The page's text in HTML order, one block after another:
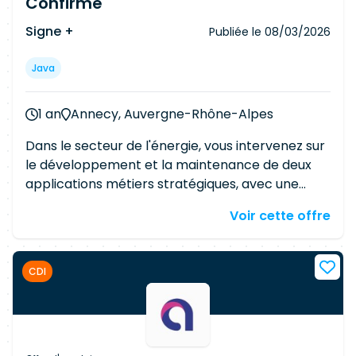
Signe + Publiée le 08/03/2026
Java
1 an Annecy, Auvergne-Rhône-Alpes
Dans le secteur de l'énergie, vous intervenez sur
le développement et la maintenance de deux
applications métiers stratégiques, avec une
deux périmètres. Vos missions incluent : Le
maintenance corrective et évolutive des
applications. L'analyse de code existant et
l'identification des axes d'amélioration. La
résolution d'anomalies techniques et
fonctionnelles. L'amélioration continue des
Voir cette offre
CDI